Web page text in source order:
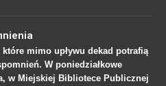
mimo upływu dekad potrafią
W poniedziałkowe
w Miejskiej Bibliotece Publicznej